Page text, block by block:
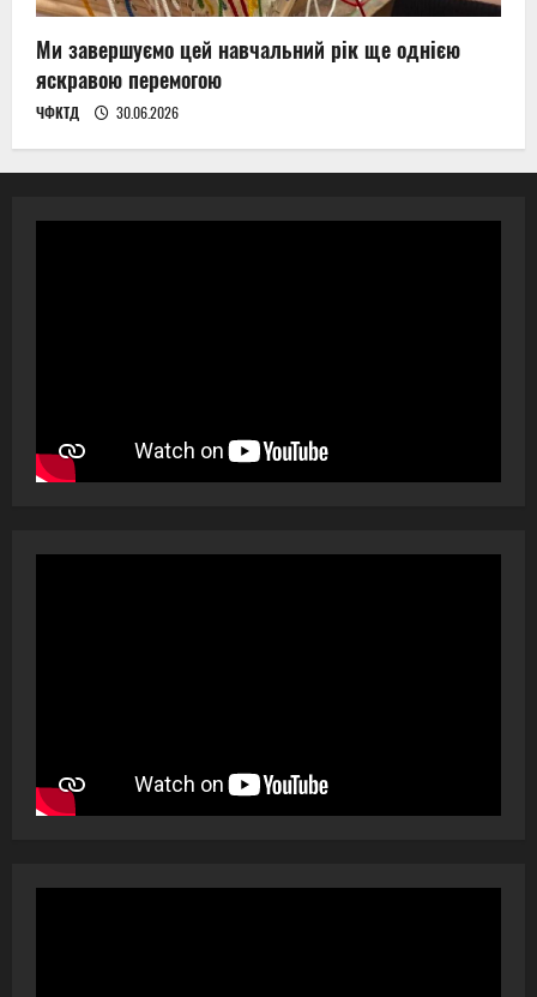
Ми завершуємо цей навчальний рік ще однією
яскравою перемогою
ЧФКТД 30.06.2026